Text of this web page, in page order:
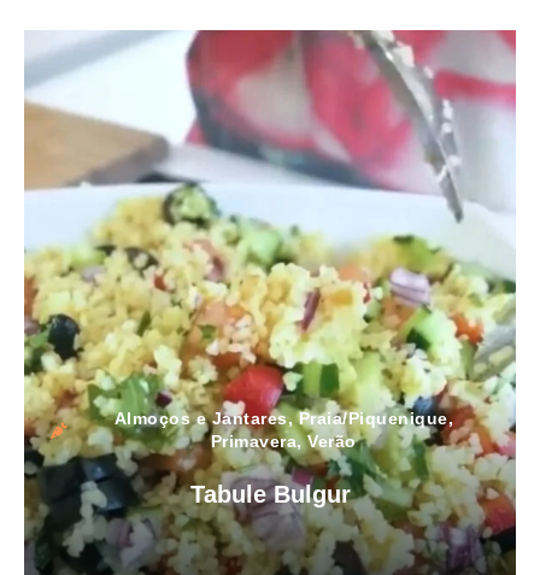
Almoços e Jantares,Praia/Piquenique,
Primavera,Verão
Tabule Bulgur